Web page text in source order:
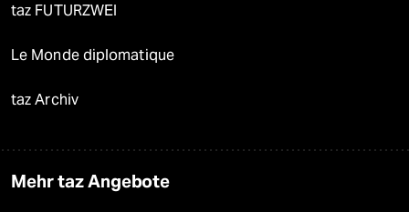
taz FUTURZWEI
Le Monde diplomatique
taz Archiv
Mehr taz Angebote